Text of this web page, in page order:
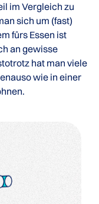
im Vergleich zu
sich um (fast)
fürs Essen ist
an gewisse
hat man viele
wie in einer